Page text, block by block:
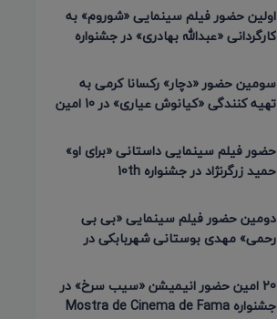
اولین حضور فیلم سینمایی «شوروم» به
کارگردانی «عبدالله بهادری» در جشنواره
سومین حضور «دچار» رکسانا کرمی به
تهیه کنندگی «کیانوش عیاری» در 10 امین
حضور فیلم سینمایی داستانی «برای او»
حمید زرگرنژاد در جشنواره 10th
دومین حضور فیلم سینمایی «بی بی
رحمی» مهدی بوستانی شهربابکی در
20 امین حضور انیمیشن «سیب سرخ» در
جشنواره Mostra de Cinema de Fama